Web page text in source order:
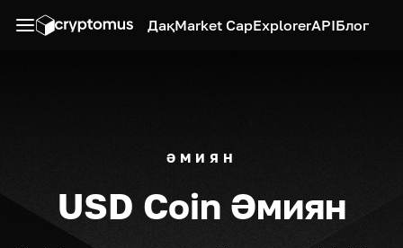
ДақMarket CapExplorerAPIБлог
ӘМИЯН
USD Coin Әмиян